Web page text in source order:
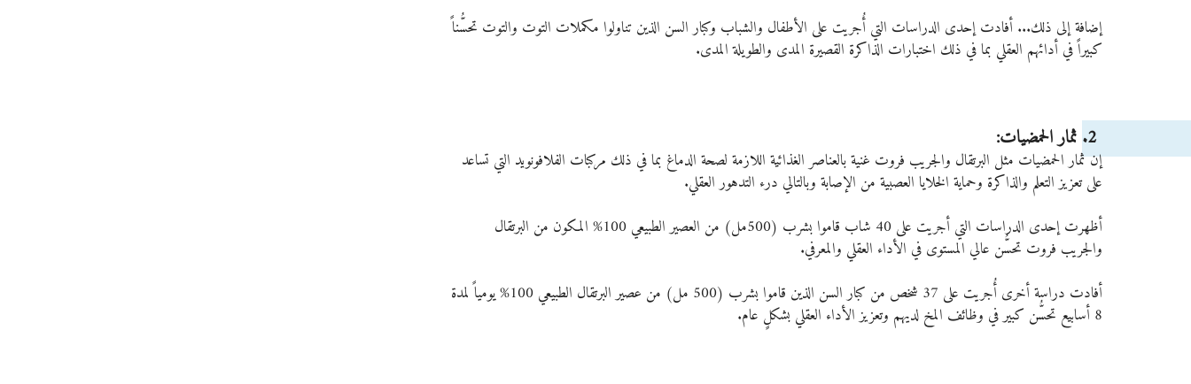
إضافة إلى ذلك... أفادت إحدى الدراسات التي أُجريت على الأطفال والشباب وكبار السن الذين تناولوا مكملات التوت والتوت تحسُّناً
كبيراً في أدائهم العقلي بما في ذلك اختبارات الذاكرة القصيرة المدى والطويلة المدى.
إن ثمار الحمضيات مثل البرتقال والجريب فروت غنية بالعناصر الغذائية اللازمة لصحة الدماغ بما في ذلك مركبات الفلافونويد التي تساعد
على تعزيز التعلم والذاكرة وحماية الخلايا العصبية من الإصابة وبالتالي درء التدهور العقلي.
أظهرت إحدى الدراسات التي أجريت على 40 شاب قاموا بشرب (500مل) من العصير الطبيعي 100% المكون من البرتقال
والجريب فروت تحسُّن عالي المستوى في الأداء العقلي والمعرفي.
أفادت دراسة أخرى أُجريت على 37 شخص من كبار السن الذين قاموا بشرب (500 مل) من عصير البرتقال الطبيعي 100% يومياً لمدة
8 أسابيع تحسُّن كبير في وظائف المخ لديهم وتعزيز الأداء العقلي بشكلٍ عام.